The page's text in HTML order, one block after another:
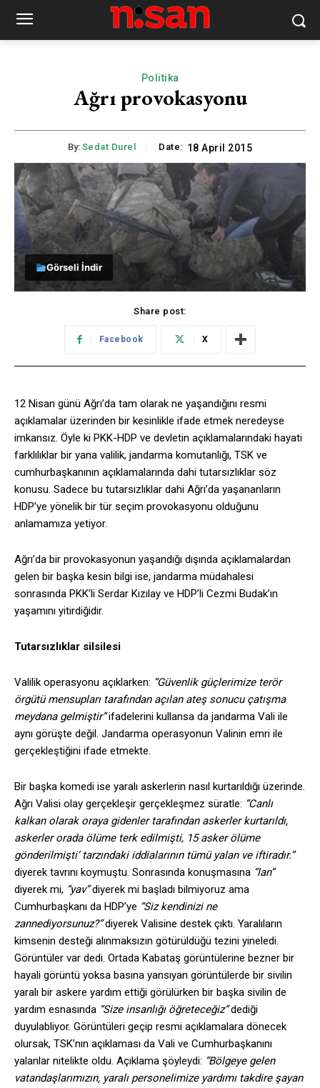
Politika
Ağrı provokasyonu
By: Sedat Durel Date: 18 April 2015
Görseli İndir
Share post:
Facebook X
12 Nisan günü Ağrı’da tam olarak ne yaşandığını resmi
açıklamalar üzerinden bir kesinlikle ifade etmek neredeyse
imkansız. Öyle ki PKK-HDP ve devletin açıklamalarındaki hayati
farklılıklar bir yana valilik, jandarma komutanlığı, TSK ve
cumhurbaşkanının açıklamalarında dahi tutarsızlıklar söz
konusu. Sadece bu tutarsızlıklar dahi Ağrı’da yaşananların
HDP’ye yönelik bir tür seçim provokasyonu olduğunu
anlamamıza yetiyor.
Ağrı’da bir provokasyonun yaşandığı dışında açıklamalardan
gelen bir başka kesin bilgi ise, jandarma müdahalesi
sonrasında PKK’li Serdar Kızılay ve HDP’li Cezmi Budak’ın
yaşamını yitirdiğidir.
Tutarsızlıklar silsilesi
Valilik operasyonu açıklarken: “Güvenlik güçlerimize terör
örgütü mensupları tarafından açılan ateş sonucu çatışma
meydana gelmiştir”ifadelerini kullansa da jandarma Vali ile
aynı görüşte değil. Jandarma operasyonun Valinin emri ile
gerçekleştiğini ifade etmekte.
Bir başka komedi ise yaralı askerlerin nasıl kurtarıldığı üzerinde.
Ağrı Valisi olay gerçekleşir gerçekleşmez süratle: “Canlı
kalkan olarak oraya gidenler tarafından askerler kurtarıldı,
askerler orada ölüme terk edilmişti, 15 asker ölüme
gönderilmişti’ tarzındaki iddialarının tümü yalan ve iftiradır.”
diyerek tavrını koymuştu. Sonrasında konuşmasına “lan”
diyerek mi, “yav”diyerek mi başladı bilmiyoruz ama
Cumhurbaşkanı da HDP’ye “Siz kendinizi ne
zannediyorsunuz?”diyerek Valisine destek çıktı. Yaralıların
kimsenin desteği alınmaksızın götürüldüğü tezini yineledi.
Görüntüler var dedi. Ortada Kabataş görüntülerine bezner bir
hayali görüntü yoksa basına yansıyan görüntülerde bir sivilin
yaralı bir askere yardım ettiği görülürken bir başka sivilin de
yardım esnasında “Size insanlığı öğreteceğiz”dediği
duyulabliyor. Görüntüleri geçip resmi açıklamalara dönecek
olursak, TSK’nın açıklaması da Vali ve Cumhurbaşkanını
yalanlar nitelikte oldu. Açıklama şöyleydi: “Bölgeye gelen
vatandaşlarımızın, yaralı personelimize yardımı takdire şayan